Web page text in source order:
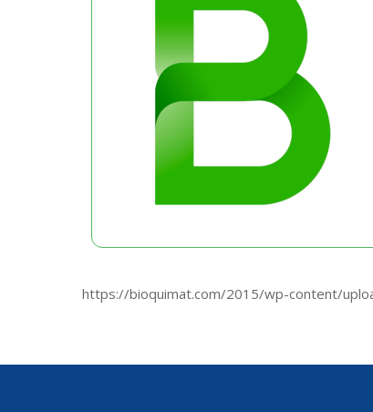
https://bioquimat.com/2015/wp-content/